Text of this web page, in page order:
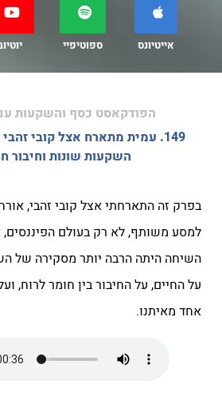
אייטיונס ספוטיפיי
הפודקאסט כסף והשקעות
149. עמית מתארח אצל קובי
השקעות שונות וחיבור
למסע משותף, לא רק בעולם
השיחה היתה הרבה יותר מסקירה של
על החיים, על החיבור בין חומר לרוח,
אחד מאיתנו.